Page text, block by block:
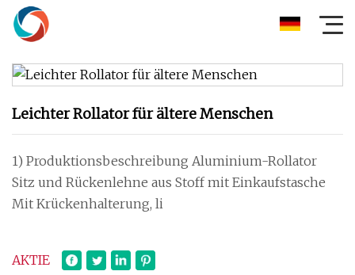
Leichter Rollator für ältere Menschen
1) Produktionsbeschreibung Aluminium-Rollator
Sitz und Rückenlehne aus Stoff mit Einkaufstasche
Mit Krückenhalterung, li
AKTIE